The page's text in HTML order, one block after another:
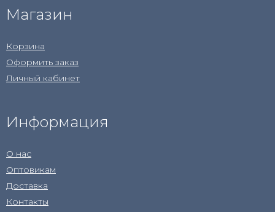
Магазин
Корзина
Оформить заказ
Личный кабинет
Информация
О нас
Оптовикам
Доставка
Контакты